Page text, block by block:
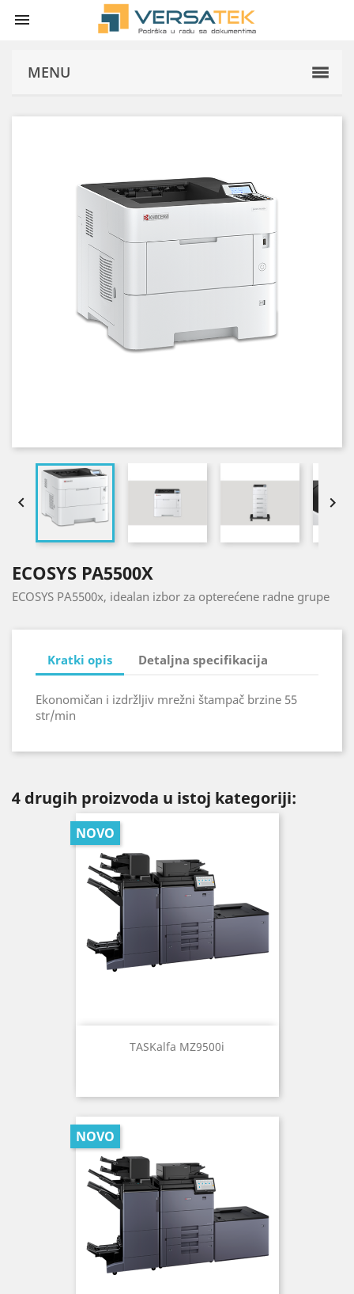

MENU
 
ECOSYS PA5500X
ECOSYS PA5500x, idealan izbor za opterećene radne grupe
Kratki opis Detaljna specifikacija
Ekonomičan i izdržljiv mrežni štampač brzine 55
str/min
4 drugih proizvoda u istoj kategoriji:
TASKalfa MZ9500i
NOVO
NOVO